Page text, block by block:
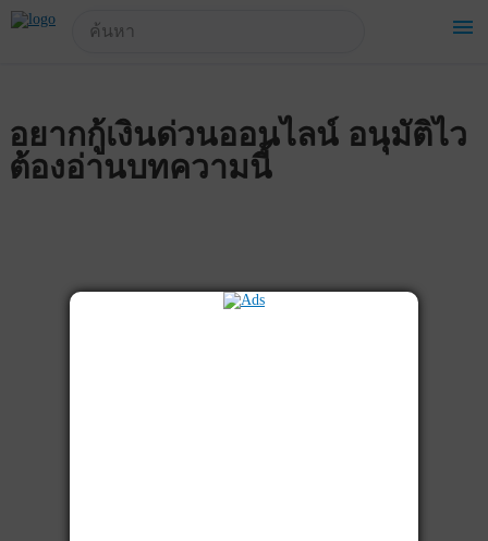
menu
อยากกู้เงินด่วนออนไลน์ อนุมัติไว
ต้องอ่านบทความนี้
!-- Start Advertise -->